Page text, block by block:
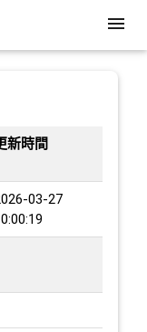
新時間
03-27